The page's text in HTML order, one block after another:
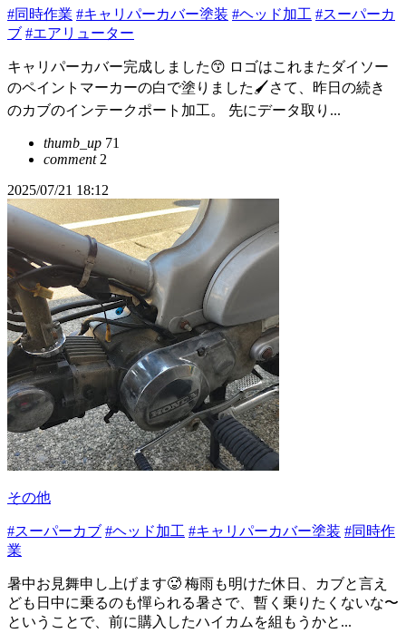
#同時作業 #キャリパーカバー塗装 #ヘッド加工 #スーパーカ
ブ #エアリューター
キャリパーカバー完成しました😙 ロゴはこれまたダイソー
のペイントマーカーの白で塗りました🖌️さて、昨日の続き
のカブのインテークポート加工。 先にデータ取り...
thumb_up 71
comment2
2025/07/21 18:12
その他
#スーパーカブ #ヘッド加工 #キャリパーカバー塗装 #同時作
業
暑中お見舞申し上げます🥵 梅雨も明けた休日、カブと言え
ども日中に乗るのも憚られる暑さで、暫く乗りたくないな〜
ということで、前に購入したハイカムを組もうかと...